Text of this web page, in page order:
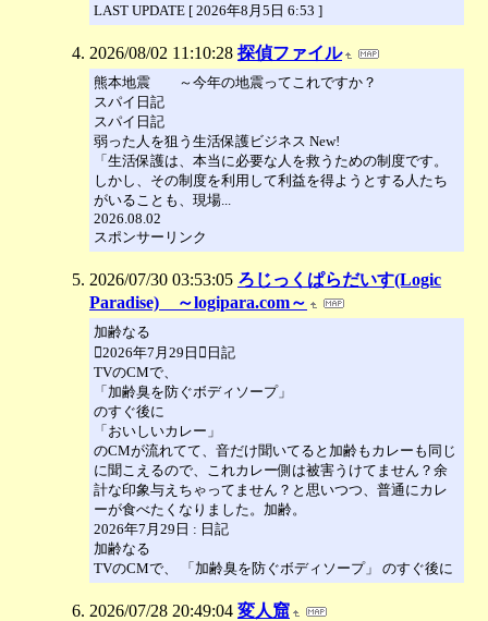
LAST UPDATE [ 2026年8月5日 6:53 ]
2026/08/02 11:10:28 探偵ファイル
熊本地震 ～今年の地震ってこれですか？
スパイ日記
スパイ日記
弱った人を狙う生活保護ビジネス New!
「生活保護は、本当に必要な人を救うための制度です。
しかし、その制度を利用して利益を得ようとする人たち
がいることも、現場...
2026.08.02
スポンサーリンク
2026/07/30 03:53:05 ろじっくぱらだいす(Logic
Paradise) ～logipara.com～
加齢なる
2026年7月29日日記
TVのCMで、
「加齢臭を防ぐボディソープ」
のすぐ後に
「おいしいカレー」
のCMが流れてて、音だけ聞いてると加齢もカレーも同じ
に聞こえるので、これカレー側は被害うけてません？余
計な印象与えちゃってません？と思いつつ、普通にカレ
ーが食べたくなりました。加齢。
2026年7月29日 : 日記
加齢なる
TVのCMで、 「加齢臭を防ぐボディソープ」 のすぐ後に
2026/07/28 20:49:04 変人窟